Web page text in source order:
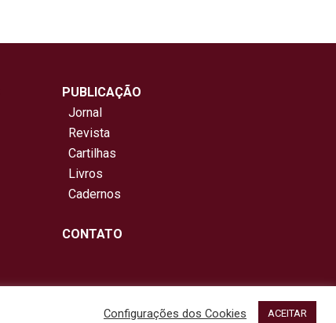
PUBLICAÇÃO
Jornal
Revista
Cartilhas
Livros
Cadernos
CONTATO
Configurações dos Cookies ACEITAR